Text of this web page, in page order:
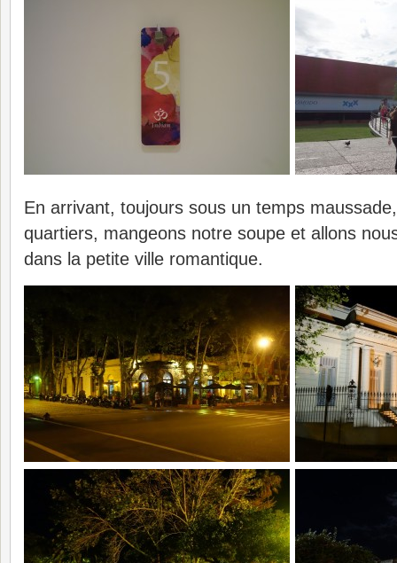
En arrivant, toujours sous un temps
quartiers, mangeons notre soupe et allons
dans la petite ville romantique.